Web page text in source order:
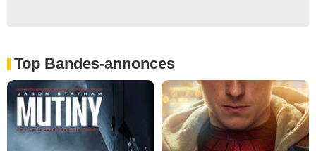
Top Bandes-annonces